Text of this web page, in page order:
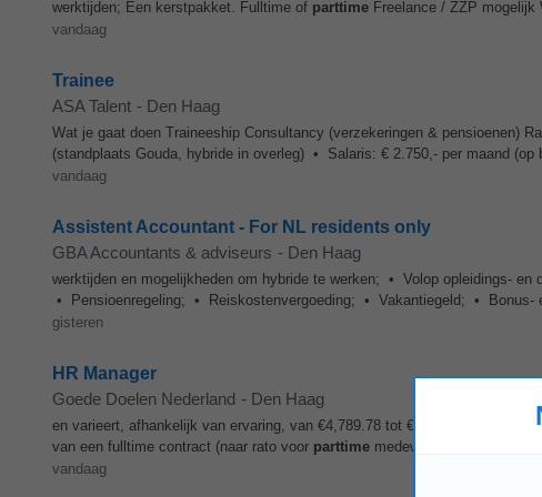
werktijden; Een kerstpakket. Fulltime of parttime Freelance / ZZP
vandaag
Trainee
ASA Talent - Den Haag
Wat je gaat doen Traineeship Consultancy (verzekeringen & pensioenen)
(standplaats Gouda, hybride in overleg) • Salaris: € 2.750,- per maand (op
vandaag
Assistent Accountant - For NL residents only
GBA Accountants & adviseurs - Den Haag
werktijden en mogelijkheden om hybride te werken; • Volop opleidings-
• Pensioenregeling; • Reiskostenvergoeding; • Vakantiegeld; • Bonus-
gisteren
HR Manager
Goede Doelen Nederland - Den Haag
en varieert, afhankelijk van ervaring, van €4,789.78 tot €6,334.55 bruto per
van een fulltime contract (naar rato voor parttime medewerkers). Hybride
vandaag